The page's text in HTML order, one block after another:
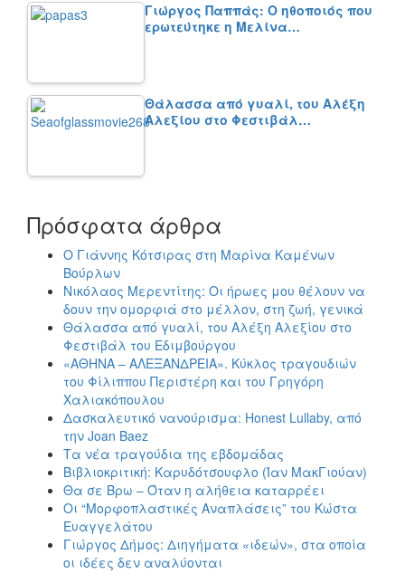
Γιώργος Παππάς: Ο ηθοποιός που
ερωτεύτηκε η Μελίνα…
Θάλασσα από γυαλί, του Αλέξη
Αλεξίου στο Φεστιβάλ…
Πρόσφατα άρθρα
Ο Γιάννης Κότσιρας στη Μαρίνα Καμένων
Βούρλων
Νικόλαος Μερεντίτης: Οι ήρωες μου θέλουν να
δουν την ομορφιά στο μέλλον, στη ζωή, γενικά
Θάλασσα από γυαλί, του Αλέξη Αλεξίου στο
Φεστιβάλ του Εδιμβούργου
«ΑΘΗΝΑ – ΑΛΕΞΑΝΔΡΕΙΑ». Κύκλος τραγουδιών
του Φίλιππου Περιστέρη και του Γρηγόρη
Χαλιακόπουλου
Δασκαλευτικό νανούρισμα: Honest Lullaby, από
την Joan Baez
Τα νέα τραγούδια της εβδομάδας
Βιβλιοκριτική: Καρυδότσουφλο (Ίαν ΜακΓιούαν)
Θα σε Βρω – Όταν η αλήθεια καταρρέει
Οι “Μορφοπλαστικές Αναπλάσεις” του Κώστα
Ευαγγελάτου
Γιώργος Δήμος: Διηγήματα «ιδεών», στα οποία
οι ιδέες δεν αναλύονται